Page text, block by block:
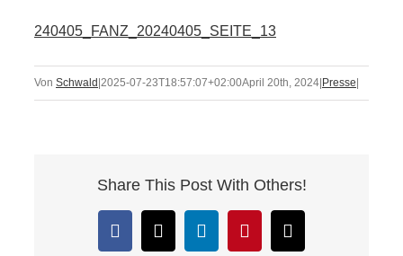
240405_FANZ_20240405_SEITE_13
Von Schwald|2025-07-23T18:57:07+02:00April 20th, 2024|Presse|
Share This Post With Others!
Facebook
X LinkedInPinterest
E-